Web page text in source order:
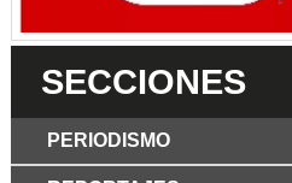
SECCIONES
PERIODISMO